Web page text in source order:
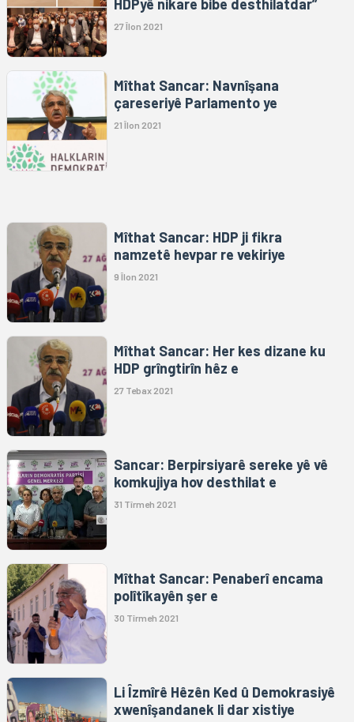
HDPyê nikare bibe desthilatdar”
27 Îlon 2021
Mîthat Sancar: Navnîşana
çareseriyê Parlamento ye
21 Îlon 2021
Mîthat Sancar: HDP ji fikra
namzetê hevpar re vekiriye
9 Îlon 2021
Mîthat Sancar: Her kes dizane ku
HDP grîngtirîn hêz e
27 Tebax 2021
Sancar: Berpirsiyarê sereke yê vê
komkujiya hov desthilat e
31 Tîrmeh 2021
Mîthat Sancar: Penaberî encama
polîtîkayên şer e
30 Tîrmeh 2021
Li Îzmîrê Hêzên Ked û Demokrasiyê
xwenîşandanek li dar xistiye